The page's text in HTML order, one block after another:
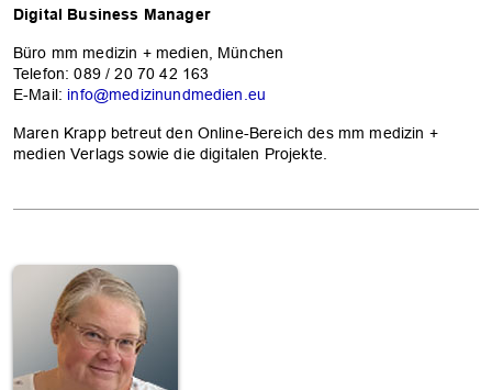
Digital Business Manager
Büro mm medizin + medien, München
Telefon: 089 / 20 70 42 163
E-Mail: info@medizinundmedien.eu
Maren Krapp betreut den Online-Bereich des mm medizin +
medien Verlags sowie die digitalen Projekte.